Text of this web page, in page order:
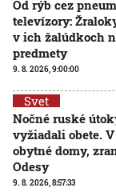
Od rýb cez
televízory:
v ich žalúdkoch
predmety
9. 8. 2026, 9:00:00
Svet
Nočné ruské
vyžiadali obete.
obytné domy,
Odesy
9. 8. 2026, 8:57:33